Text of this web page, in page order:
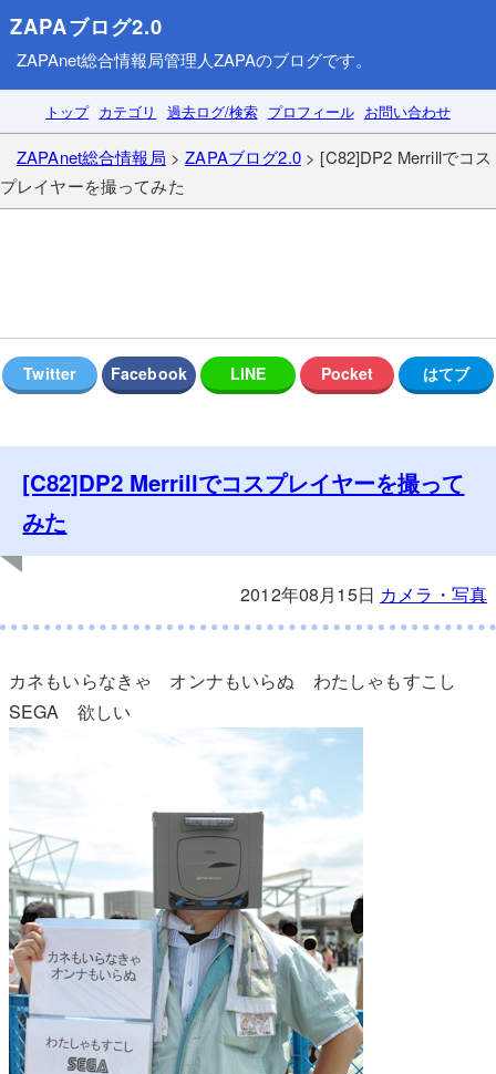
ZAPAブログ2.0
ZAPAnet総合情報局管理人ZAPAのブログです。
トップ カテゴリ 過去ログ/検索 プロフィール お問い合わせ
ZAPAnet総合情報局 >ZAPAブログ2.0> [C82]DP2 Merrillでコス
プレイヤーを撮ってみた
[C82]DP2 Merrillでコスプレイヤーを撮って
みた
2012年08月15日 カメラ・写真
カネもいらなきゃ オンナもいらぬ わたしゃもすこし
SEGA 欲しい